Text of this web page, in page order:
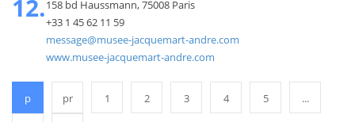
12.158 bd Haussmann, 75008 Paris
+33 1 45 62 11 59
message@musee-jacquemart-andre.com
www.musee-jacquemart-andre.com
p pr 1 2 3 4 5 ...